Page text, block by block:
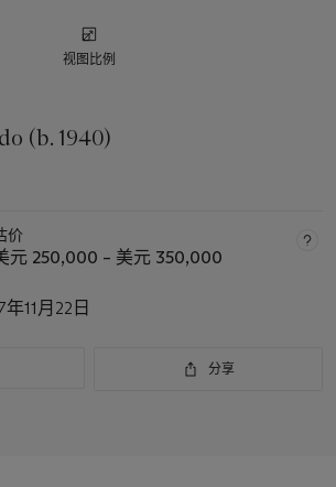
视图比例
(b. 1940)
价
元 250,000 – 美元 350,000
年11月22日
分享